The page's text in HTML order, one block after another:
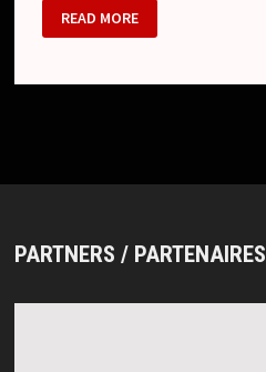
TEMANEKI
–
SÉPARATION
READ MORE
PARTNERS / PARTENAIRES